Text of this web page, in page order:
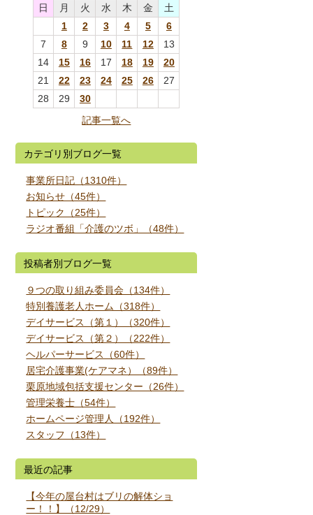
日
月 火 水 木 金
土
1
2 3 4 5
6
7
8 9 10 11 12
13
14
15 16 17 18 19
20
21
22 23 24 25 26
27
28
29
30
記事一覧へ
カテゴリ別ブログ一覧
事業所日記（1310件）
お知らせ（45件）
トピック（25件）
ラジオ番組「介護のツボ」（48件）
投稿者別ブログ一覧
９つの取り組み委員会（134件）
特別養護老人ホーム（318件）
デイサービス（第１）（320件）
デイサービス（第２）（222件）
ヘルパーサービス（60件）
居宅介護事業(ケアマネ）（89件）
栗原地域包括支援センター（26件）
管理栄養士（54件）
ホームページ管理人（192件）
スタッフ（13件）
最近の記事
【今年の屋台村はブリの解体ショ
ー！！】（12/29）